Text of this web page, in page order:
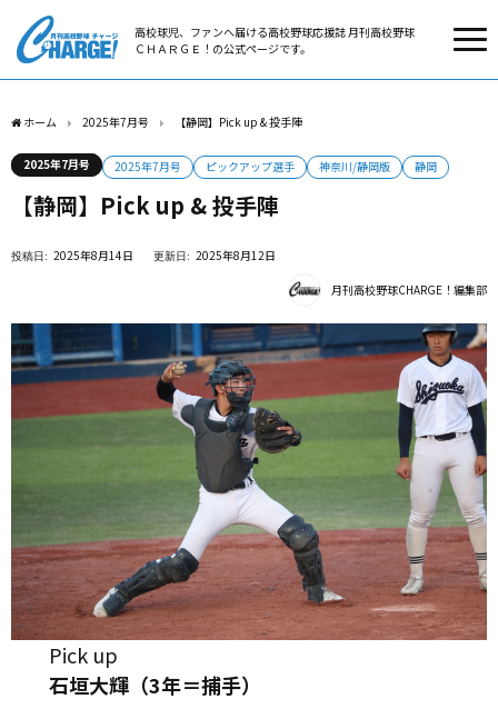
高校球児、ファンへ届ける高校野球応援誌 月刊高校野球
ＣＨＡＲＧＥ！の公式ページです。
ホーム 2025年7月号 【静岡】Pick up & 投手陣
2025年7月号 2025年7月号 ピックアップ選手 神奈川/静岡版 静岡
【静岡】Pick up & 投手陣
2025年8月14日 2025年8月12日
月刊高校野球CHARGE！編集部
Pick up
石垣大輝（3年＝捕手）